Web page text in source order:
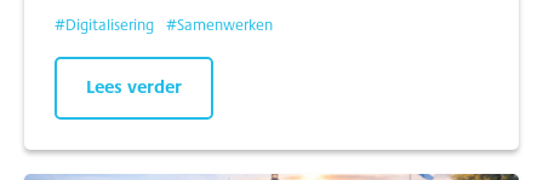
#Digitalisering #Samenwerken
Lees verder